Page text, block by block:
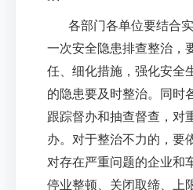
各部门各单位要结合
一次安全隐患排查整治，
任、细化措施，强化安全
的隐患要及时整治。同时
跟踪督办和抽查督查，对
办。对于整治不力的，要
对存在严重问题的企业和
停业整顿、关闭取缔、上